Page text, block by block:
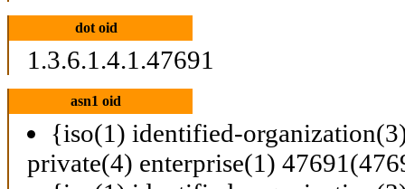
dot oid
1.3.6.1.4.1.47691
asn1 oid
{iso(1) identified-
private(4) enterprise(1)